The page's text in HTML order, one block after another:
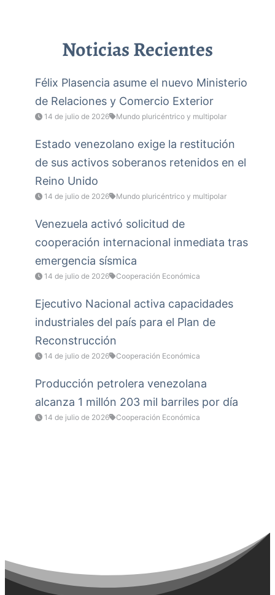
Noticias Recientes
Félix Plasencia asume el nuevo Ministerio
de Relaciones y Comercio Exterior
14 de julio de 2026 Mundo pluricéntrico y multipolar
Estado venezolano exige la restitución
de sus activos soberanos retenidos en el
Reino Unido
14 de julio de 2026 Mundo pluricéntrico y multipolar
Venezuela activó solicitud de
cooperación internacional inmediata tras
emergencia sísmica
14 de julio de 2026 Cooperación Económica
Ejecutivo Nacional activa capacidades
industriales del país para el Plan de
Reconstrucción
14 de julio de 2026 Cooperación Económica
Producción petrolera venezolana
alcanza 1 millón 203 mil barriles por día
14 de julio de 2026 Cooperación Económica